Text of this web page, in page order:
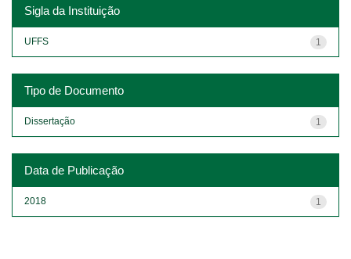
Sigla da Instituição
1
UFFS
Tipo de Documento
1
Dissertação
Data de Publicação
1
2018